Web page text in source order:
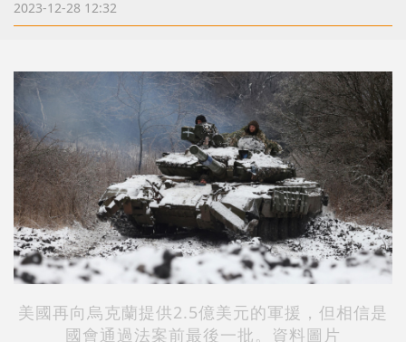
2023-12-28 12:32
美國再向烏克蘭提供2.5億美元的軍援，但相信是
國會通過法案前最後一批。資料圖片